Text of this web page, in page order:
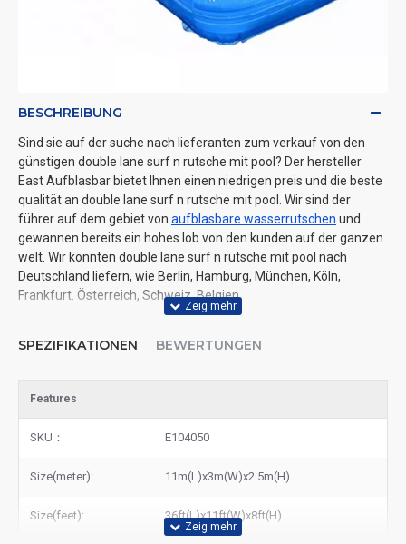
BESCHREIBUNG
Sind sie auf der suche nach lieferanten zum verkauf von den
günstigen double lane surf n rutsche mit pool? Der hersteller
East Aufblasbar bietet Ihnen einen niedrigen preis und die beste
qualität an double lane surf n rutsche mit pool. Wir sind der
führer auf dem gebiet von aufblasbare wasserrutschen und
gewannen bereits ein hohes lob von den kunden auf der ganzen
welt. Wir könnten double lane surf n rutsche mit pool nach
Deutschland liefern, wie Berlin, Hamburg, München, Köln,
Frankfurt. Österreich, Schweiz, Belgien.
SPEZIFIKATIONEN BEWERTUNGEN
Features
SKU： E104050
Size(meter): 11m(L)x3m(W)x2.5m(H)
Size(feet): 36ft(L)x11ft(W)x8ft(H)